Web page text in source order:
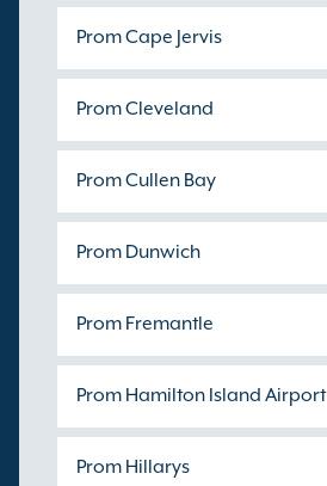
Prom Cape Jervis
Prom Cleveland
Prom Cullen Bay
Prom Dunwich
Prom Fremantle
Prom Hamilton Island Airport
Prom Hillarys